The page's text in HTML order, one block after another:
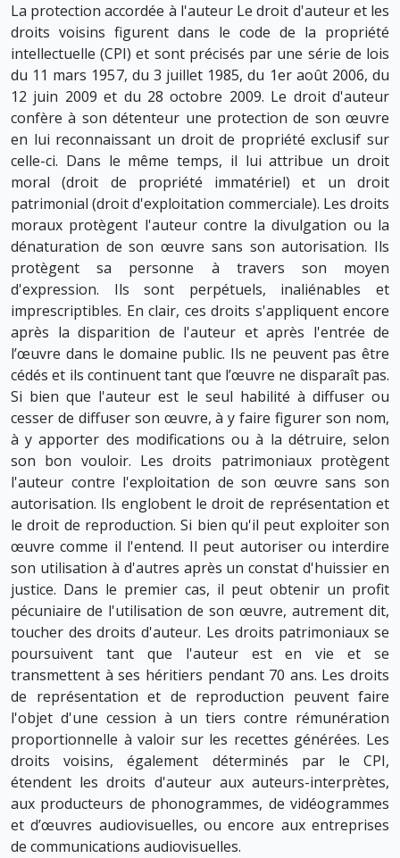
La protection accordée à l'auteur Le droit d'auteur et les
droits voisins figurent dans le code de la propriété
intellectuelle (CPI) et sont précisés par une série de lois
du 11 mars 1957, du 3 juillet 1985, du 1er août 2006, du
12 juin 2009 et du 28 octobre 2009. Le droit d'auteur
confère à son détenteur une protection de son œuvre
en lui reconnaissant un droit de propriété exclusif sur
celle-ci. Dans le même temps, il lui attribue un droit
moral (droit de propriété immatériel) et un droit
patrimonial (droit d'exploitation commerciale). Les droits
moraux protègent l'auteur contre la divulgation ou la
dénaturation de son œuvre sans son autorisation. Ils
protègent sa personne à travers son moyen
d'expression. Ils sont perpétuels, inaliénables et
imprescriptibles. En clair, ces droits s'appliquent encore
après la disparition de l'auteur et après l'entrée de
l’œuvre dans le domaine public. Ils ne peuvent pas être
cédés et ils continuent tant que l’œuvre ne disparaît pas.
Si bien que l'auteur est le seul habilité à diffuser ou
cesser de diffuser son œuvre, à y faire figurer son nom,
à y apporter des modifications ou à la détruire, selon
son bon vouloir. Les droits patrimoniaux protègent
l'auteur contre l'exploitation de son œuvre sans son
autorisation. Ils englobent le droit de représentation et
le droit de reproduction. Si bien qu'il peut exploiter son
œuvre comme il l'entend. Il peut autoriser ou interdire
son utilisation à d'autres après un constat d'huissier en
justice. Dans le premier cas, il peut obtenir un profit
pécuniaire de l'utilisation de son œuvre, autrement dit,
toucher des droits d'auteur. Les droits patrimoniaux se
poursuivent tant que l'auteur est en vie et se
transmettent à ses héritiers pendant 70 ans. Les droits
de représentation et de reproduction peuvent faire
l'objet d'une cession à un tiers contre rémunération
proportionnelle à valoir sur les recettes générées. Les
droits voisins, également déterminés par le CPI,
étendent les droits d'auteur aux auteurs-interprètes,
aux producteurs de phonogrammes, de vidéogrammes
et d’œuvres audiovisuelles, ou encore aux entreprises
de communications audiovisuelles.